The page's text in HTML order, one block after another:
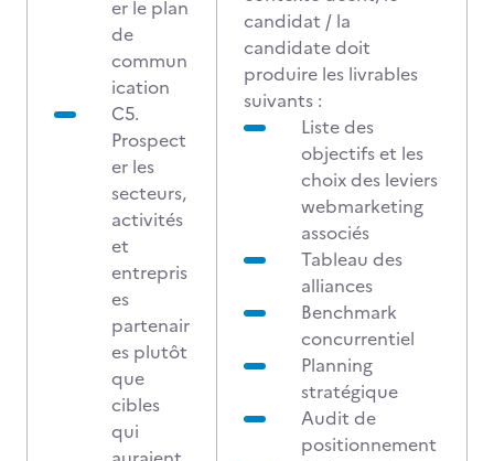
er le plan
de
commun
ication
C5.
Prospect
er les
secteurs,
activités
et
entrepris
es
partenair
es plutôt
que
cibles
qui
candidat / la
candidate doit
produire les livrables
suivants :
Liste des
objectifs et les
choix des leviers
webmarketing
associés
Tableau des
alliances
Benchmark
concurrentiel
Planning
stratégique
Audit de
positionnement